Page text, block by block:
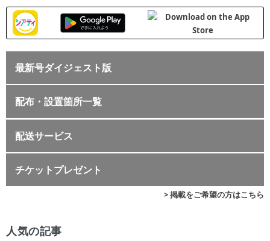
最新号ダイジェスト版
配布・設置箇所一覧
配送サービス
チケットプレゼント
> 掲載をご希望の方はこちら
人気の記事